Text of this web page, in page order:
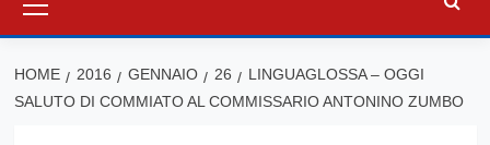
principale
HOME 2016 GENNAIO 26
LINGUAGLOSSA – OGGI
SALUTO DI COMMIATO AL COMMISSARIO ANTONINO ZUMBO